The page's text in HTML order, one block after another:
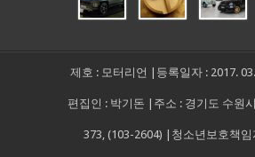
제호 : 모터리언 |등록일자 : 2017.
편집인 : 박기돈 |주소 : 경기도 수원
373, (103-2604) |청소년보호책임